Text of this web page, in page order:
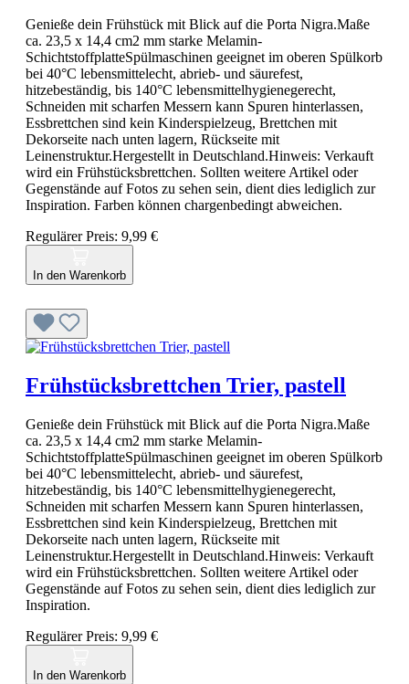
Genieße dein Frühstück mit Blick auf die Porta Nigra.Maße
ca. 23,5 x 14,4 cm2 mm starke Melamin-
SchichtstoffplatteSpülmaschinen geeignet im oberen Spülkorb
bei 40°C lebensmittelecht, abrieb- und säurefest,
hitzebeständig, bis 140°C lebensmittelhygienegerecht,
Schneiden mit scharfen Messern kann Spuren hinterlassen,
Essbrettchen sind kein Kinderspielzeug, Brettchen mit
Dekorseite nach unten lagern, Rückseite mit
Leinenstruktur.Hergestellt in Deutschland.Hinweis: Verkauft
wird ein Frühstücksbrettchen. Sollten weitere Artikel oder
Gegenstände auf Fotos zu sehen sein, dient dies lediglich zur
Inspiration. Farben können chargenbedingt abweichen.
Regulärer Preis: 9,99 €
In den Warenkorb
Frühstücksbrettchen Trier, pastell
Genieße dein Frühstück mit Blick auf die Porta Nigra.Maße
ca. 23,5 x 14,4 cm2 mm starke Melamin-
SchichtstoffplatteSpülmaschinen geeignet im oberen Spülkorb
bei 40°C lebensmittelecht, abrieb- und säurefest,
hitzebeständig, bis 140°C lebensmittelhygienegerecht,
Schneiden mit scharfen Messern kann Spuren hinterlassen,
Essbrettchen sind kein Kinderspielzeug, Brettchen mit
Dekorseite nach unten lagern, Rückseite mit
Leinenstruktur.Hergestellt in Deutschland.Hinweis: Verkauft
wird ein Frühstücksbrettchen. Sollten weitere Artikel oder
Gegenstände auf Fotos zu sehen sein, dient dies lediglich zur
Inspiration.
Regulärer Preis: 9,99 €
In den Warenkorb